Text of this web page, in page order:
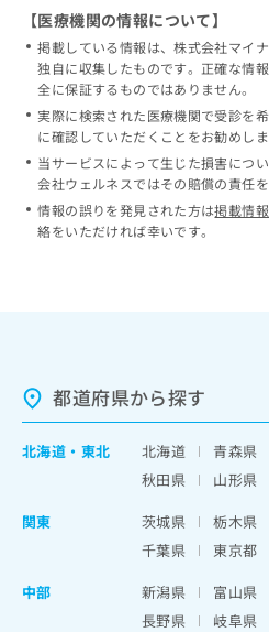
【医療機関の情報について】
掲載している情報は、株式会社マイ
独自に収集したものです。正確な情
全に保証するものではありません。
実際に検索された医療機関で受診を
に確認していただくことをお勧めしま
当サービスによって生じた損害につ
会社ウェルネスではその賠償の責任
情報の誤りを発見された方は掲載情
絡をいただければ幸いです。
都道府県から探す
北海道 ・ 東北 北海道 青森県
秋田県
山形県
関東
茨城県 栃木県
千葉県
東京都
中部
新潟県 富山県
長野県
岐阜県